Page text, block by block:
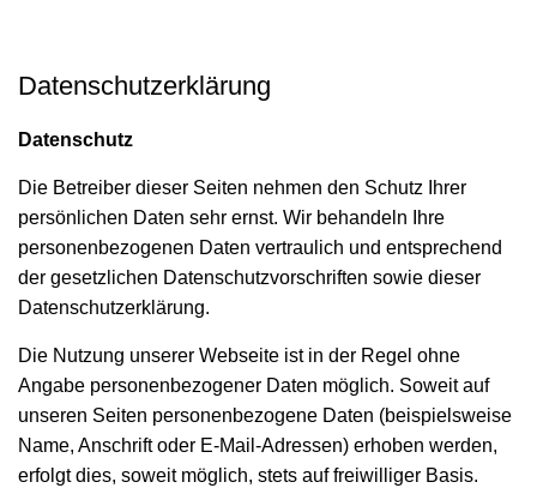
Datenschutzerklärung
Datenschutz
Die Betreiber dieser Seiten nehmen den Schutz Ihrer
persönlichen Daten sehr ernst. Wir behandeln Ihre
personenbezogenen Daten vertraulich und entsprechend
der gesetzlichen Datenschutzvorschriften sowie dieser
Datenschutzerklärung.
Die Nutzung unserer Webseite ist in der Regel ohne
Angabe personenbezogener Daten möglich. Soweit auf
unseren Seiten personenbezogene Daten (beispielsweise
Name, Anschrift oder E-Mail-Adressen) erhoben werden,
erfolgt dies, soweit möglich, stets auf freiwilliger Basis.